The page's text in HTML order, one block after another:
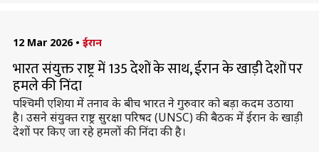
12 Mar 2026 • ईरान
भारत संयुक्त राष्ट्र में 135 देशों के साथ, ईरान के खाड़ी देशों पर
हमले की निंदा
पश्चिमी एशिया में तनाव के बीच भारत ने गुरुवार को बड़ा कदम उठाया
है। उसने संयुक्त राष्ट्र सुरक्षा परिषद (UNSC) की बैठक में ईरान के खाड़ी
देशों पर किए जा रहे हमलों की निंदा की है।